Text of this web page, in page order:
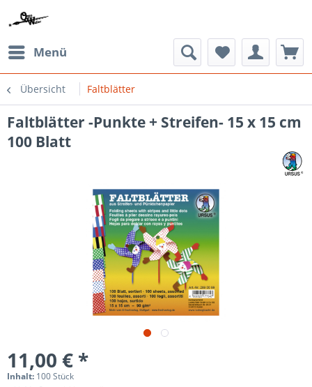
Menü
Übersicht Faltblätter
Faltblätter -Punkte + Streifen- 15 x 15 cm
100 Blatt
11,00 € *
Inhalt: 100 Stück